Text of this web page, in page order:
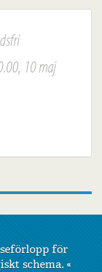
10 maj
för
schema. «